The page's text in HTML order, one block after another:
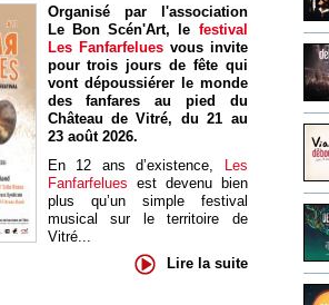
Organisé par l'association
Le Bon Scén'Art, le festival
Les Fanfarfelues vous invite
pour trois jours de fête qui
vont dépoussiérer le monde
des fanfares au pied du
Château de Vitré, du 21 au
23 août 2026.
En 12 ans d’existence, Les
Fanfarfelues est devenu bien
plus qu’un simple festival
musical sur le territoire de
Vitré...
Lire la suite